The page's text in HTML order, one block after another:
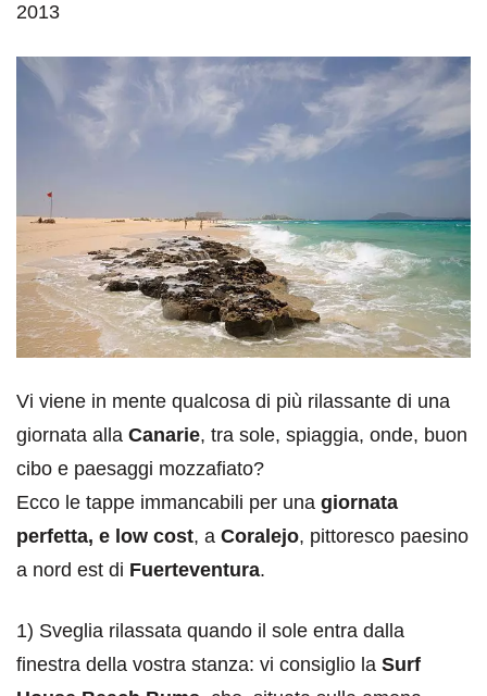
2013
Vi viene in mente qualcosa di più rilassante di una
giornata alla Canarie, tra sole, spiaggia, onde, buon
cibo e paesaggi mozzafiato?
Ecco le tappe immancabili per una giornata
perfetta, e low cost, a Coralejo, pittoresco paesino
a nord est di Fuerteventura.
1) Sveglia rilassata quando il sole entra dalla
finestra della vostra stanza: vi consiglio la Surf